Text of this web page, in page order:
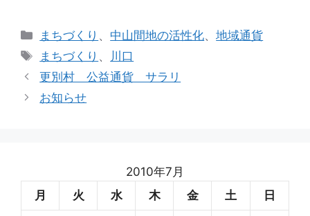
カ
テ
ゴ
リ
ー
まちづくり 、 中山間地の活性化、地域通貨
タ
グ
まちづくり 、
川口
更別村 公益通貨 サラリ
お知らせ
2010年7月
月
火 水 木 金 土 日